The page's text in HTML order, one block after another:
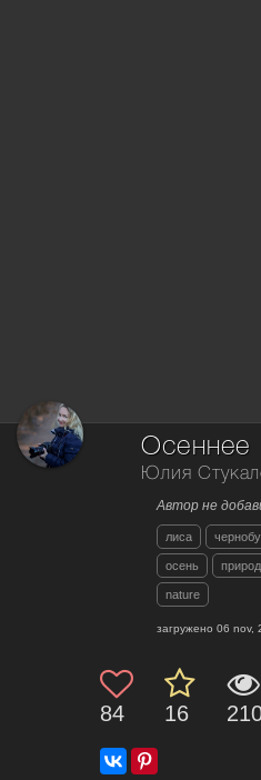
Осеннее
Юлия
Автор не
лиса
осень
nature
загружено 06 nov,
84 16